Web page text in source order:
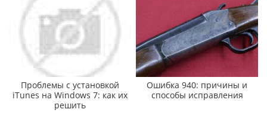
Проблемы с установкой
iTunes на Windows 7: как их
решить
Ошибка 940: причины и
способы исправления